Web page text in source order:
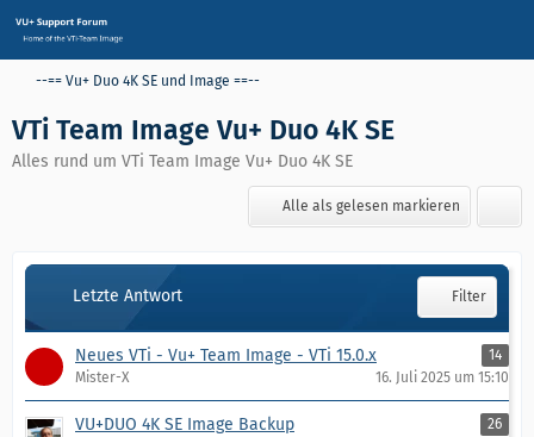
--== Vu+ Duo 4K SE und Image ==--
VTi Team Image Vu+ Duo 4K SE
Alles rund um VTi Team Image Vu+ Duo 4K SE
Alle als gelesen markieren
Letzte Antwort Filter
Neues VTi - Vu+ Team Image - VTi 15.0.x
14
Mister-X
16. Juli 2025 um 15:10
VU+DUO 4K SE Image Backup
26